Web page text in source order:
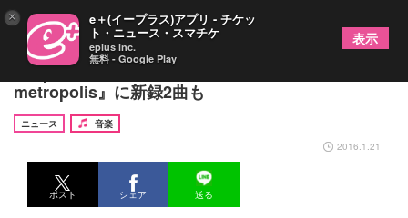
the pillows カップリング集『Across the
metropolis』に新録2曲も
ニュース
音楽
2016.1.21
ポスト シェア 送る
× e＋(イープラス)アプリ - チケッ
ト・ニュース・スマチケ
eplus inc.
無料 - Google Play
表示